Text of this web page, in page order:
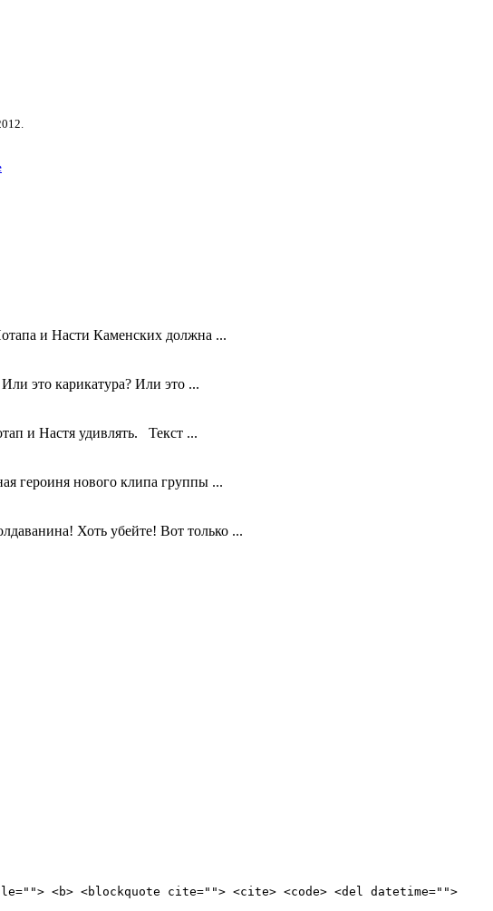
и Насти Каменских должна ...
это карикатура? Или это ...
и Настя удивлять. Текст ...
героиня нового клипа группы ...
Хоть убейте! Вот только ...
<b> <blockquote cite=""> <cite> <code> <del datetime="">